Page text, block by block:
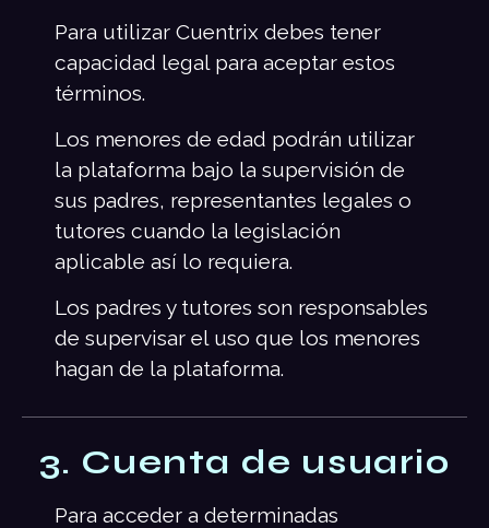
Para utilizar Cuentrix debes tener
capacidad legal para aceptar estos
términos.
Los menores de edad podrán utilizar
la plataforma bajo la supervisión de
sus padres, representantes legales o
tutores cuando la legislación
aplicable así lo requiera.
Los padres y tutores son responsables
de supervisar el uso que los menores
hagan de la plataforma.
3. Cuenta de usuario
Para acceder a determinadas